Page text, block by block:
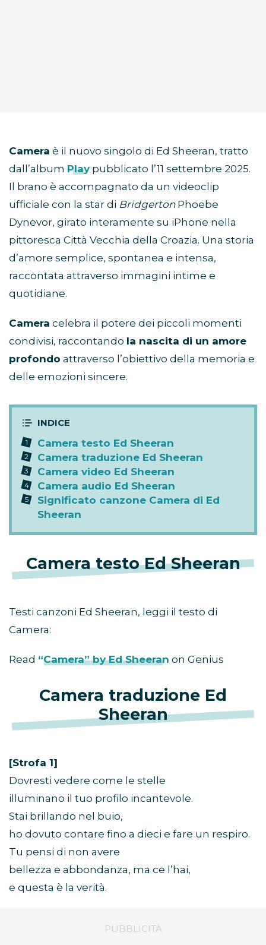
Camera è il nuovo singolo di Ed Sheeran, tratto
dall’album Play pubblicato l’11 settembre 2025.
Il brano è accompagnato da un videoclip
ufficiale con la star di BridgertonPhoebe
Dynevor, girato interamente su iPhone nella
pittoresca Città Vecchia della Croazia. Una storia
d’amore semplice, spontanea e intensa,
raccontata attraverso immagini intime e
quotidiane.
Camera celebra il potere dei piccoli momenti
condivisi, raccontando la nascita di un amore
profondo attraverso l’obiettivo della memoria e
delle emozioni sincere.
Camera testo Ed Sheeran
Camera traduzione Ed Sheeran
Camera video Ed Sheeran
Camera audio Ed Sheeran
Significato canzone Camera di Ed
Sheeran
Camera testo Ed Sheeran
Testi canzoni Ed Sheeran, leggi il testo di
Camera:
Read “Camera” by Ed Sheeran on Genius
Camera traduzione Ed
Sheeran
[Strofa 1]
Dovresti vedere come le stelle
illuminano il tuo profilo incantevole.
Stai brillando nel buio,
ho dovuto contare fino a dieci e fare un respiro.
Tu pensi di non avere
bellezza e abbondanza, ma ce l’hai,
e questa è la verità.